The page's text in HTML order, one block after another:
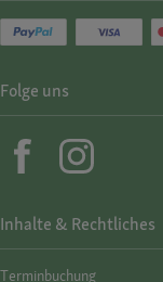
Inhalte & Rechtliches
Termin­buchung
Folge uns